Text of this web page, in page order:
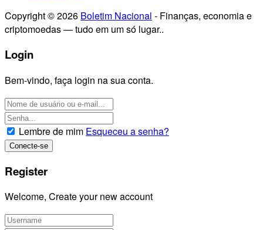
Copyright © 2026 Boletim Nacional - Finanças, economia e
criptomoedas — tudo em um só lugar..
Login
Bem-vindo, faça login na sua conta.
Lembre de mim Esqueceu a senha?
Register
Welcome, Create your new account